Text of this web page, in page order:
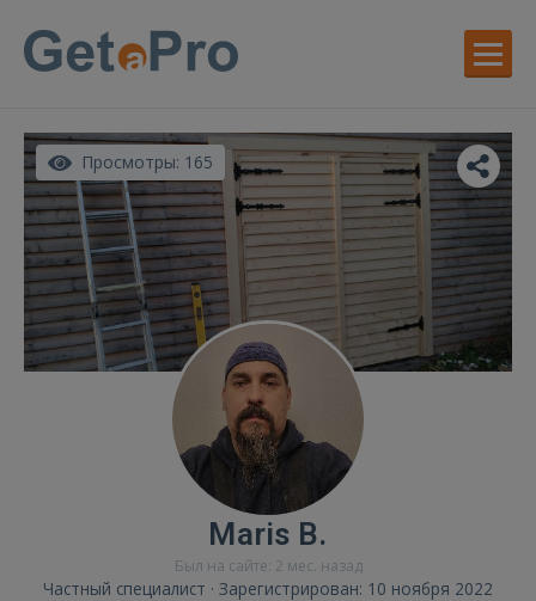
Просмотры: 165
Maris B.
Был на сайте: 2 мес. назад
Частный специалист · Зарегистрирован: 10 ноября 2022